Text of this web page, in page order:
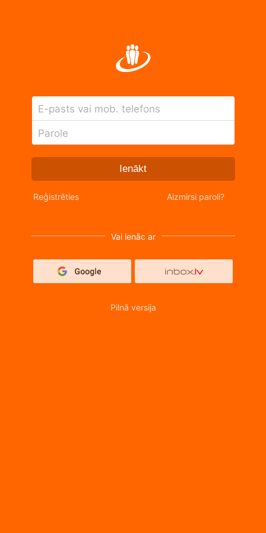
E-pasts vai mob. telefons
Parole
Ienākt
Reģistrēties Aizmirsi paroli?
Vai ienāc ar
Pilnā versija